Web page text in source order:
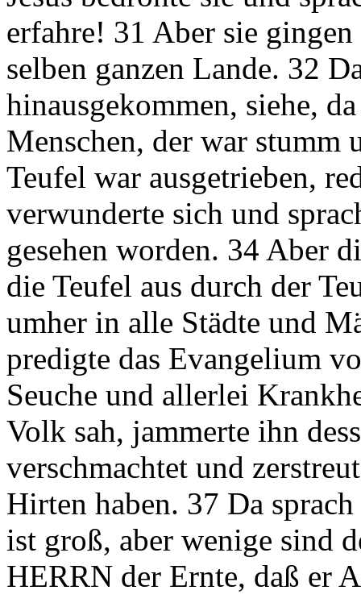
erfahre! 31 Aber sie
selben ganzen Lande. 32
hinausgekommen, siehe,
Menschen, der war stumm
Teufel war ausgetrieben,
verwunderte sich und
gesehen worden. 34 Aber
die Teufel aus durch der
umher in alle Städte und
predigte das Evangelium
Seuche und allerlei
Volk sah, jammerte ihn
verschmachtet und
Hirten haben. 37 Da
ist groß, aber wenige sind
HERRN der Ernte, daß er